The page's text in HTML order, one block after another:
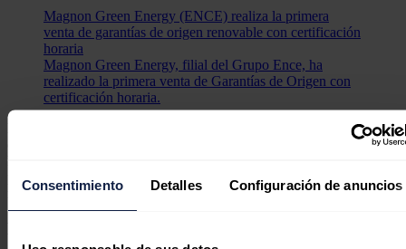
Consentimiento Detalles Configuración de anuncios
Magnon Green Energy (ENCE) realiza la primera
venta de garantías de origen renovable con certificación
horaria
Magnon Green Energy, filial del Grupo Ence, ha
realizado la primera venta de Garantías de Origen con
certificación horaria.
La compañía ofrece un servicio integral que comprende toda la
cadena de valor de la energía: asesora, diseña, construye y financia
posteriormente, operarlas, mantenerlas y garantizar el suministro del
recurso biomásicorenovable.